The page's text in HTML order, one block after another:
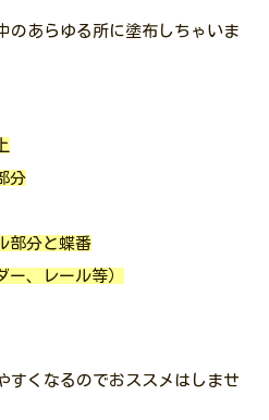
のあらゆる所に塗布しちゃいま
分
部分と蝶番
ー、レール等）
すくなるのでおススメはしませ